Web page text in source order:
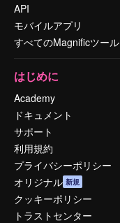
API
モバイルアプリ
すべてのMagnificツール
はじめに
Academy
ドキュメント
サポート
利用規約
プライバシーポリシー
オリジナル 新規
クッキーポリシー
トラストセンター